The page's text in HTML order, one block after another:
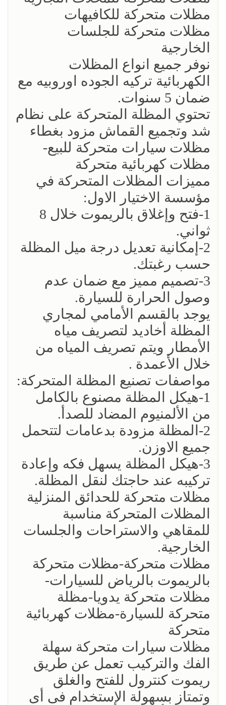
مظلات متحركة للكافيهات
مظلات متحركة للجلسات
الخارجية
نوفر جميع انواع المظلات
الكهربائية تركيه الجوده اوروبيه مع
ضمان 5 سنوات.
تحتوي المظلة المتحركة على نظام
شد وتجميع القماش مزود بغطاء
مظلات سيارات متحركة للبيع-
مظلات كهربائية متحركة
مميزات المظلات المتحركة في
مؤسسة الاختيار الاول:
1-فتح وإغلاق بالريموت خلال 8
ثواني.
2-إمكانية تعديل درجة ميل المظلة
حسب رغبتك.
3-تصميم مميز مع ضمان عدم
وصول الحرارة للسيارة.
يوجد بالقسم الأمامي لمجاري
المظلة أخاديد لتصريف مياه
الأمطار ويتم تصريف المياه من
خلال الأعمدة .
مواصفات تصنيع المظلة المتحركة:
1-هيكل المظلة مصنوع بالكامل
من الألمنيوم المضاد للصدأ.
2-المظلة مزودة بدعامات لتتحمل
جميع الاوزن.
3-هيكل المظلة يسهل فكه وإعادة
تركيبه عند حاجتك لنقل المظلة.
مظلات متحركة للحدائق المنزلية
المظلات المتحركة مناسبة
للمقاهي والاستراحات والجلسات
الخارجية.
مظلات متحركة-مظلات متحركة
بالريموت بالرياض للسيارات-
مظلات متحركة يدويا-مظلة
متحركة للسيارة-مظلات كهربائية
متحركة
مظلات سيارات متحركة سهلة
الفك والتركيب تعمل عن طريق
ريموت كنترول للفتح والغلق
وتمتاز بسهولة الإستخدام فى أى